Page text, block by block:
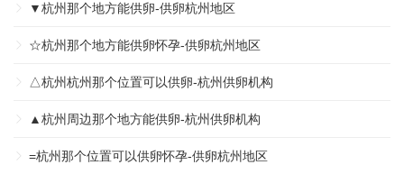
▼杭州那个地方能供卵-供卵杭州地区
☆杭州那个地方能供卵怀孕-供卵杭州地区
△杭州杭州那个位置可以供卵-杭州供卵机构
▲杭州周边那个地方能供卵-杭州供卵机构
=杭州那个位置可以供卵怀孕-供卵杭州地区